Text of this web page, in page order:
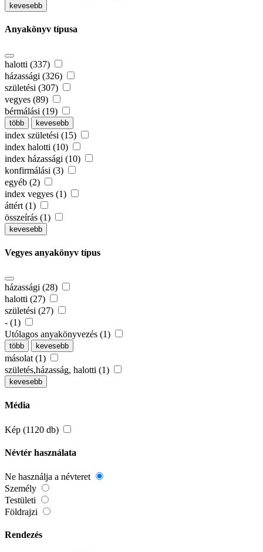
kevesebb
Anyakönyv típusa
halotti (337)
házassági (326)
születési (307)
vegyes (89)
bérmálási (19)
több kevesebb
index születési (15)
index halotti (10)
index házassági (10)
konfirmálási (3)
egyéb (2)
index vegyes (1)
áttért (1)
összeírás (1)
kevesebb
Vegyes anyakönyv típus
házassági (28)
halotti (27)
születési (27)
- (1)
Utólagos anyakönyvezés (1)
több kevesebb
másolat (1)
születés,házasság, halotti (1)
kevesebb
Média
Kép (1120 db)
Névtér használata
Ne használja a névteret
Személy
Testületi
Földrajzi
Rendezés